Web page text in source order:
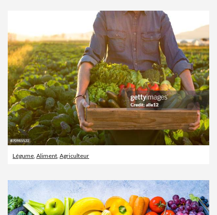
Légume Aliment Agriculteur